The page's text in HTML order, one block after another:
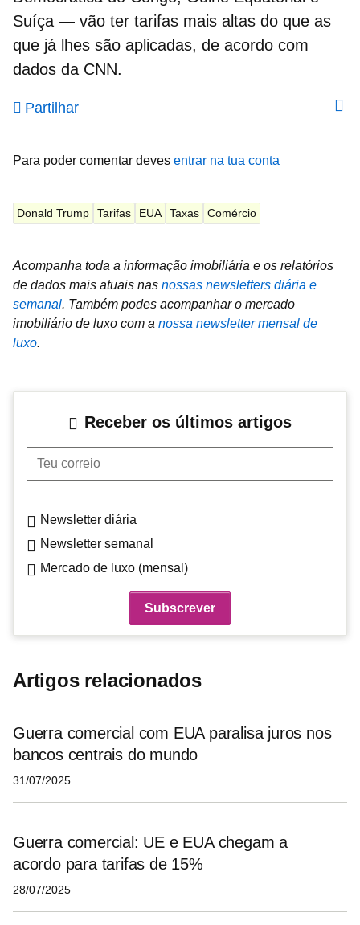
Suíça — vão ter tarifas mais altas do que as
que já lhes são aplicadas, de acordo com
dados da CNN.
Partilhar
Para poder comentar deves entrar na tua conta
Donald Trump Tarifas EUA Taxas Comércio
Acompanha toda a informação imobiliária e os relatórios
de dados mais atuais nas nossas newsletters diária e
semanal. Também podes acompanhar o mercado
imobiliário de luxo com a nossa newsletter mensal de
luxo.
Receber os últimos artigos
Teu correio
Newsletter diária
Newsletter semanal
Mercado de luxo (mensal)
Artigos relacionados
Guerra comercial com EUA paralisa juros nos
bancos centrais do mundo
31/07/2025
Guerra comercial: UE e EUA chegam a
acordo para tarifas de 15%
28/07/2025